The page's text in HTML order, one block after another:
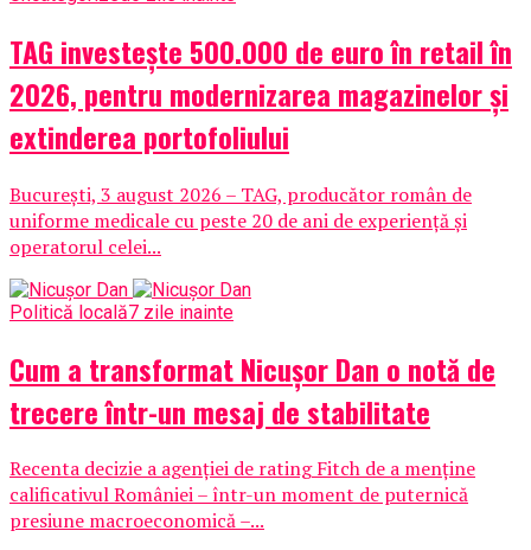
TAG investește 500.000 de euro în retail în
2026, pentru modernizarea magazinelor și
extinderea portofoliului
București, 3 august 2026 – TAG, producător român de
uniforme medicale cu peste 20 de ani de experiență și
operatorul celei...
Politică locală7 zile inainte
Cum a transformat Nicușor Dan o notă de
trecere într-un mesaj de stabilitate
Recenta decizie a agenției de rating Fitch de a menține
calificativul României – într-un moment de puternică
presiune macroeconomică –...